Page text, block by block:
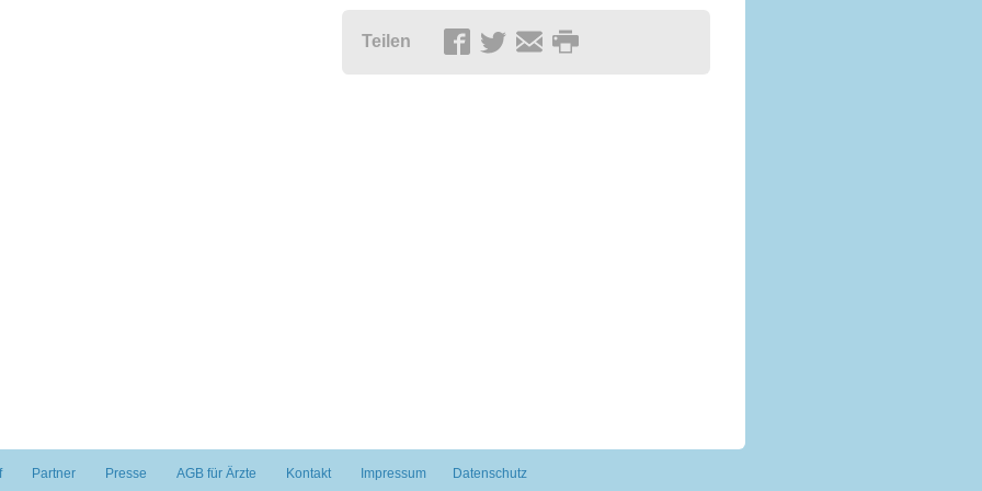
Teilen
Partner Presse AGB für Ärzte Kontakt Impressum Datenschutz